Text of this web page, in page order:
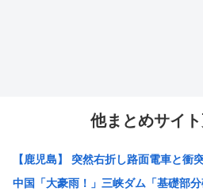
他まとめサイ
【鹿児島】 突然右折し路面電車と衝
中国「大豪雨！」三峡ダム「基礎部